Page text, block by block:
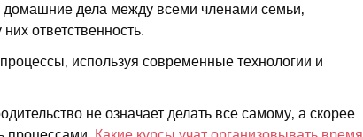
дела между всеми членами семьи‚
ответственность.
используя современные технологии и
не означает делать все самому‚ а скорее